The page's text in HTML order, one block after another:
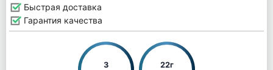
Быстрая доставка
Гарантия качества
3 22г